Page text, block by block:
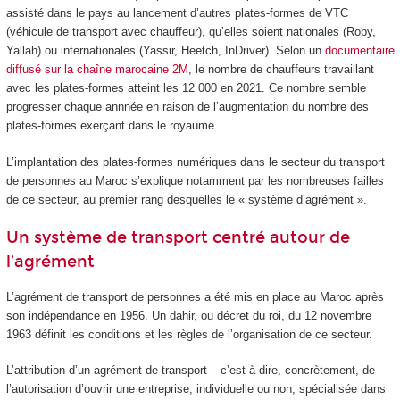
assisté dans le pays au lancement d’autres plates-formes de VTC
(véhicule de transport avec chauffeur), qu’elles soient nationales (Roby,
Yallah) ou internationales (Yassir, Heetch, InDriver). Selon un documentaire
diffusé sur la chaîne marocaine 2M , le nombre de chauffeurs travaillant
avec les plates-formes atteint les 12 000 en 2021. Ce nombre semble
progresser chaque annnée en raison de l’augmentation du nombre des
plates-formes exerçant dans le royaume.
L’implantation des plates-formes numériques dans le secteur du transport
de personnes au Maroc s’explique notamment par les nombreuses failles
de ce secteur, au premier rang desquelles le « système d’agrément ».
Un système de transport centré autour de
l’agrément
L’agrément de transport de personnes a été mis en place au Maroc après
son indépendance en 1956. Un dahir, ou décret du roi, du 12 novembre
1963 définit les conditions et les règles de l’organisation de ce secteur.
L’attribution d’un agrément de transport – c’est-à-dire, concrètement, de
l’autorisation d’ouvrir une entreprise, individuelle ou non, spécialisée dans